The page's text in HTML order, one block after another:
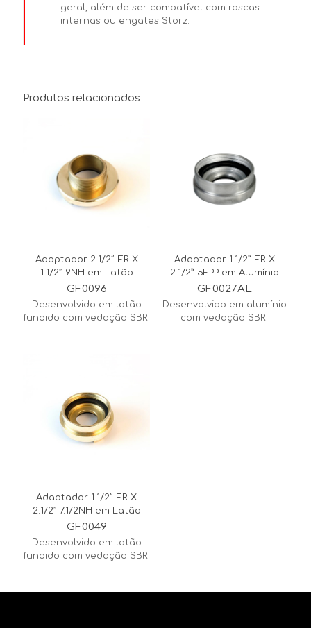
geral, além de ser compatível com roscas
internas ou engates Storz.
Produtos relacionados
Adaptador 2.1/2″ ER X
1.1/2″ 9NH em Latão
GF0096
Desenvolvido em latão
fundido com vedação SBR.
Adaptador 1.1/2” ER X
2.1/2” 5FPP em Alumínio
GF0027AL
Desenvolvido em alumínio
com vedação SBR.
Adaptador 1.1/2″ ER X
2.1/2″ 7.1/2NH em Latão
GF0049
Desenvolvido em latão
fundido com vedação SBR.